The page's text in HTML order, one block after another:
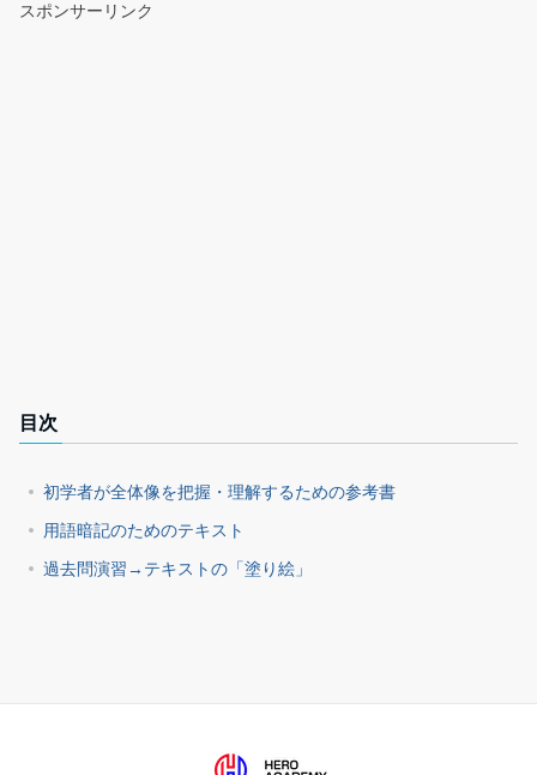
スポンサーリンク
目次
初学者が全体像を把握・理解するための参考書
用語暗記のためのテキスト
過去問演習→テキストの「塗り絵」